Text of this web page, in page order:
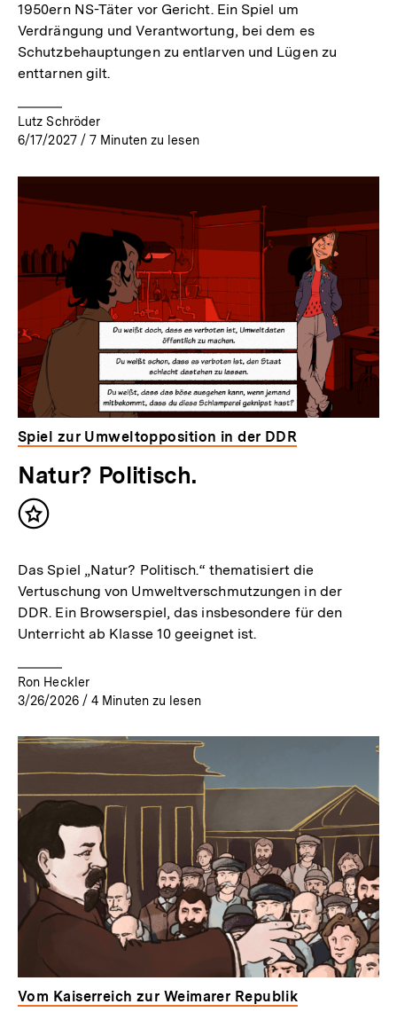
1950ern NS-Täter vor Gericht. Ein Spiel um
Verdrängung und Verantwortung, bei dem es
Schutzbehauptungen zu entlarven und Lügen zu
enttarnen gilt.
Lutz Schröder
6/17/2027 / 7 Minuten zu lesen
Spiel zur Umweltopposition in der DDR
Natur? Politisch.
Inhalt
Das Spiel „Natur? Politisch.“ thematisiert die
Vertuschung von Umweltverschmutzungen in der
DDR. Ein Browserspiel, das insbesondere für den
Unterricht ab Klasse 10 geeignet ist.
Ron Heckler
3/26/2026 / 4 Minuten zu lesen
Vom Kaiserreich zur Weimarer Republik